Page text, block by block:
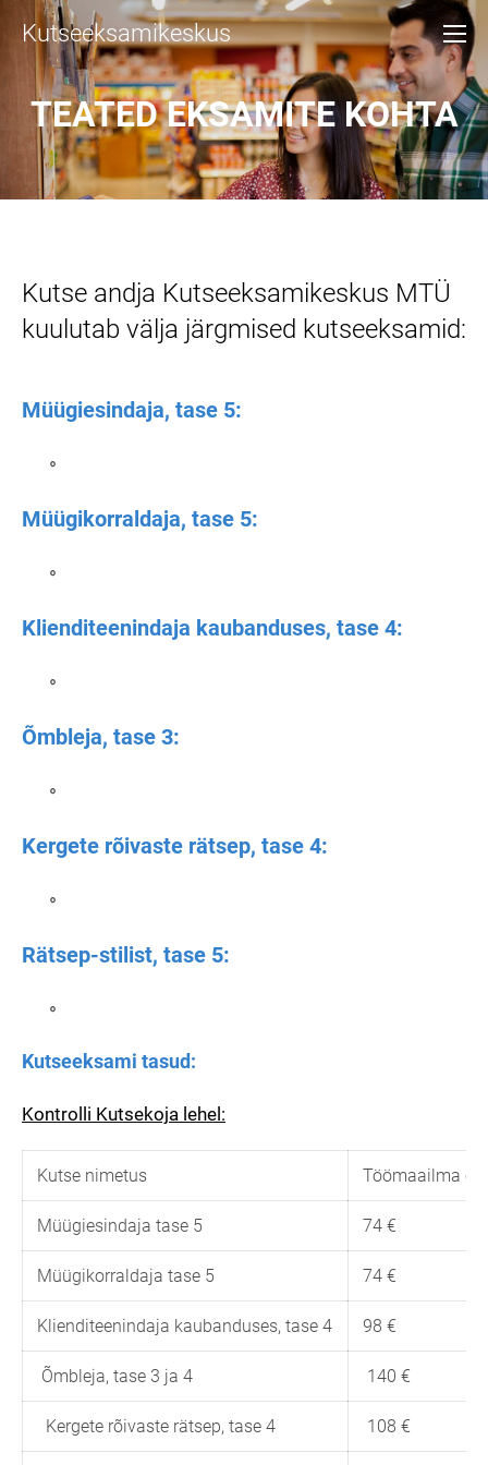
Kutseeksamikeskus
TEATED EKSAMITE KOHTA
Kutse andja Kutseeksamikeskus MTÜ
kuulutab välja järgmised kutseeksamid:
Müügiesindaja, tase 5:
Müügikorraldaja, tase 5:
Klienditeenindaja kaubanduses, tase 4:
Õmbleja, tase 3:
Kergete rõivaste rätsep, tase 4:
Rätsep-stilist, tase 5:
Kutseeksami tasud:
Kontrolli Kutsekoja lehel:
Kutse nimetus Töömaailma
Müügiesindaja tase 5 74 €
Müügikorraldaja tase 5 74 €
Klienditeenindaja kaubanduses, tase 4 98 €
Õmbleja, tase 3 ja 4 140 €
Kergete rõivaste rätsep, tase 4 108 €